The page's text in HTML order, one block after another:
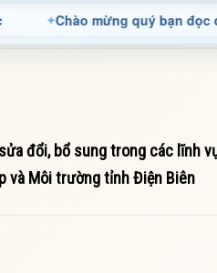
mừng quý bạn đọc đến với
đổi, bổ sung trong các lĩnh
và Môi trường tỉnh Điện Biên